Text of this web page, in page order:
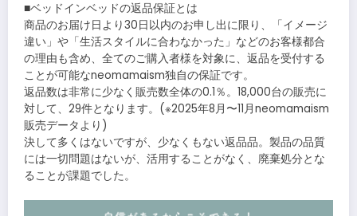
■ベッドインベッドの返品保証とは
商品のお届け日より30日以内のお申し出に限り、「イメージ
違い」や「生活スタイルに合わなかった」などのお客様都合
の理由も含め、全てのご購入者様を対象に、返品を受付する
ことが可能なneomamaism独自の保証です。
返品数は非常に少なく販売数全体の0.1％。18,000台の販売に
対して、29件となります。(※2025年8月〜11月neomamaism
販売データより)
決して多くはないですが、少なくもない返品品。製品の品質
には一切問題はないが、活用することがなく、廃棄処分とな
ることが課題でした。